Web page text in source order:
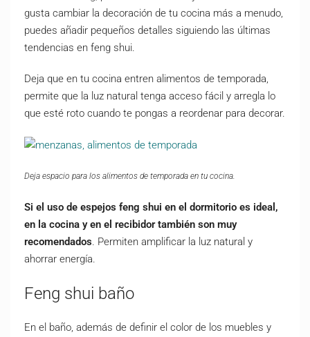
gusta cambiar la decoración de tu cocina más a menudo,
puedes añadir pequeños detalles siguiendo las últimas
tendencias en feng shui.
Deja que en tu cocina entren alimentos de temporada,
permite que la luz natural tenga acceso fácil y arregla lo
que esté roto cuando te pongas a reordenar para decorar.
Deja espacio para los alimentos de temporada en tu cocina.
Si el uso de espejos feng shui en el dormitorio es ideal,
en la cocina y en el recibidor también son muy
recomendados. Permiten amplificar la luz natural y
ahorrar energía.
Feng shui baño
En el baño, además de definir el color de los muebles y